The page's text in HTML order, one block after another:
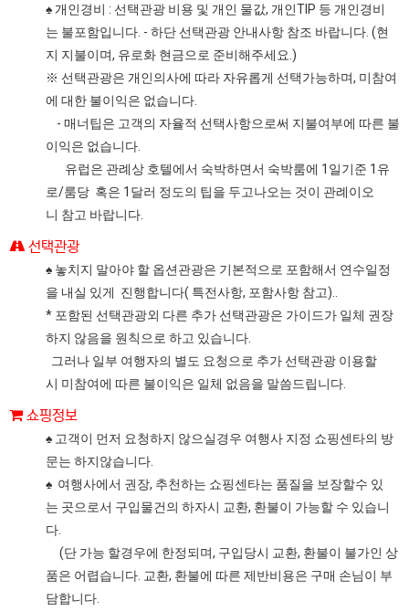
♠ 개인경비 : 선택관광 비용 및 개인 물값, 개인TIP 등 개인경비
는 불포함입니다. - 하단 선택관광 안내사항 참조 바랍니다. (현
지 지불이며, 유로화 현금으로 준비해주세요.)
※ 선택관광은 개인의사에 따라 자유롭게 선택가능하며, 미참여
에 대한 불이익은 없습니다.
- 매너팁은 고객의 자율적 선택사항으로써 지불여부에 따른 불
이익은 없습니다.
유럽은 관례상 호텔에서 숙박하면서 숙박룸에 1일기준 1유
로/룸당 혹은 1달러 정도의 팁을 두고나오는 것이 관례이오
니 참고 바랍니다.
선택관광
♠ 놓치지 말아야 할 옵션관광은 기본적으로 포함해서 연수일정
을 내실 있게 진행합니다( 특전사항, 포함사항 참고)..
* 포함된 선택관광외 다른 추가 선택관광은 가이드가 일체 권장
하지 않음을 원칙으로 하고 있습니다.
그러나 일부 여행자의 별도 요청으로 추가 선택관광 이용할
시 미참여에 따른 불이익은 일체 없음을 말씀드립니다.
쇼핑정보
♠ 고객이 먼저 요청하지 않으실경우 여행사 지정 쇼핑센타의 방
문는 하지않습니다.
♠ 여행사에서 권장, 추천하는 쇼핑센타는 품질을 보장할수 있
는 곳으로서 구입물건의 하자시 교환, 환불이 가능할 수 있습니
다.
(단 가능 할경우에 한정되며, 구입당시 교환, 환불이 불가인 상
품은 어렵습니다. 교환, 환불에 따른 제반비용은 구매 손님이 부
담합니다.